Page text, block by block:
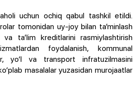
uchun ochiq qabul tashkil etildi.
tomonidan uy-joy bilan ta’minlash
ta’lim kreditlarini rasmiylashtirish
foydalanish, kommunal
yo‘l va transport infratuzilmasini
masalalar yuzasidan murojaatlar